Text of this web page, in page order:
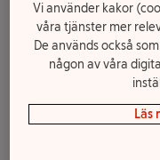
Vi använder kakor
våra tjänster mer
De används också
någon av våra
Läs